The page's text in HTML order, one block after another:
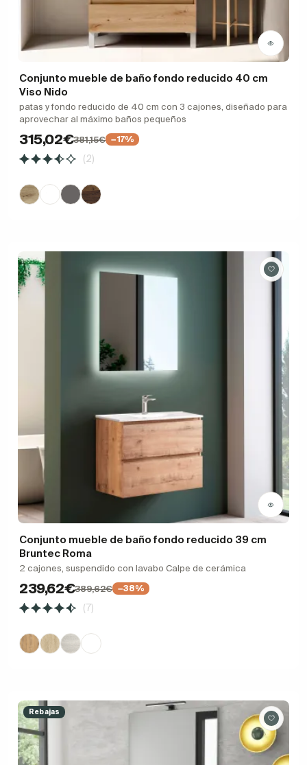
Conjunto mueble de baño fondo reducido 40 cm
Viso Nido
patas y fondo reducido de 40 cm con 3 cajones, diseñado para
aprovechar al máximo baños pequeños
315,02€381,15€ −17%
(2)
Conjunto mueble de baño fondo reducido 39 cm
Bruntec Roma
2 cajones, suspendido con lavabo Calpe de cerámica
239,62€389,62€ −38%
(7)
Rebajas